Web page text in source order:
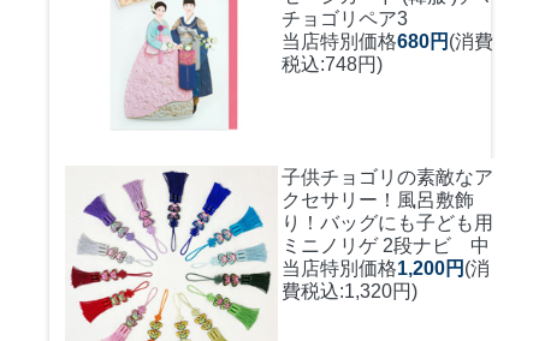
チョゴリペア3
当店特別価格680円 (消費
税込:748円)
子供チョゴリの素敵なア
クセサリー！風呂敷飾
り！バッグにも子ども用
ミニノリゲ 2段ナビ 中
当店特別価格1,200円 (消
費税込:1,320円)